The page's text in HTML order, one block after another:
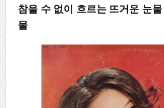
참을 수 없이 흐르는 뜨거운 눈
물